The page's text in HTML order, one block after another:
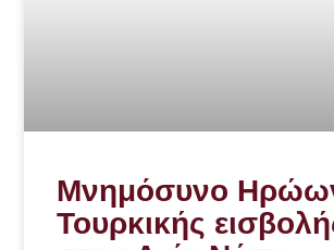
Μνημόσυνο
Τουρκικής